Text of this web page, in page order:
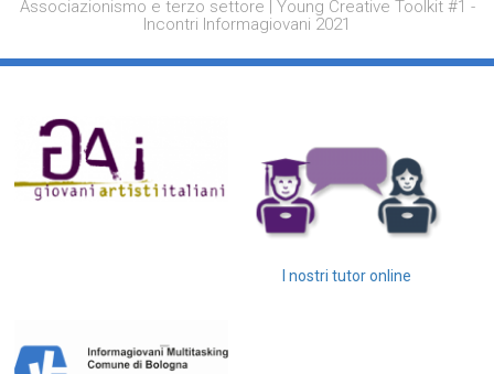
Associazionismo e terzo settore | Young Creative Toolkit #1 -
Incontri Informagiovani 2021
I nostri tutor online